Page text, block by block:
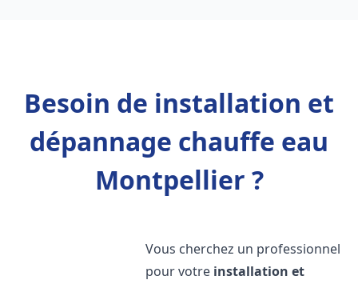
Besoin de installation et
dépannage chauffe eau
Montpellier ?
Vous cherchez un professionnel
pour votre installation et